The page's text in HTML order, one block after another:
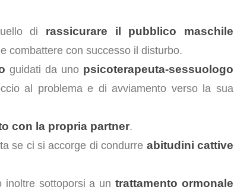
di rassicurare il pubblico maschile
combattere con successo il disturbo.
guidati da uno psicoterapeuta-sessuologo
al problema e di avviamento verso la sua
con la propria partner.
se ci si accorge di condurre abitudini cattive
inoltre sottoporsi a untrattamento ormonale